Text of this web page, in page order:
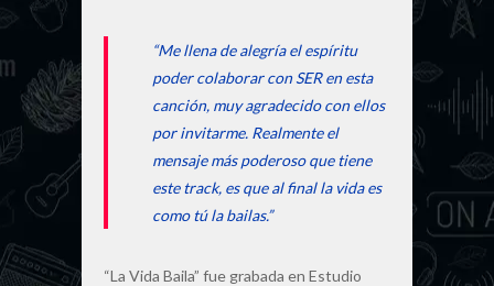
“Me llena de alegría el espíritu
poder colaborar con SER en esta
canción, muy agradecido con ellos
por invitarme. Realmente el
mensaje más poderoso que tiene
este track, es que al final la vida es
como tú la bailas.”
“La Vida Baila” fue grabada en Estudio